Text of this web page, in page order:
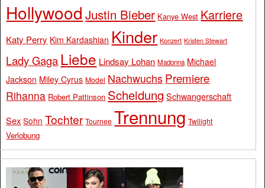
Hollywood Justin Bieber Kanye West Karriere
Katy Perry Kim Kardashian Kinder Konzert Kristen Stewart
Lady Gaga Liebe Lindsay Lohan Madonna Michael
Jackson Miley Cyrus Model Nachwuchs Premiere
Rihanna Robert Pattinson Scheidung Schwangerschaft
Sex Sohn Tochter Tournee Trennung Twilight
Verlobung